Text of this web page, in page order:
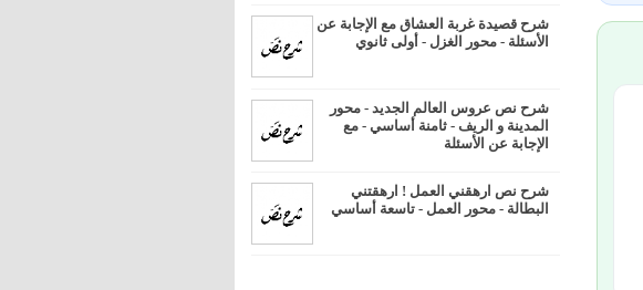
شرح قصيدة غربة العشاق مع الإجابة عن
الأسئلة - محور الغزل - أولى ثانوي
شرح نص عروس العالم الجديد - محور
المدينة و الريف - ثامنة أساسي - مع
الإجابة عن الأسئلة
شرح نص ارهقني العمل ! ارهقتني
البطالة - محور العمل - تاسعة أساسي